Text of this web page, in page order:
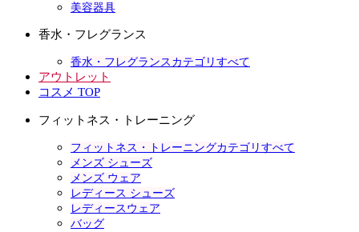
美容器具
香水・フレグランス
香水・フレグランスカテゴリすべて
アウトレット
コスメ TOP
フィットネス・トレーニング
フィットネス・トレーニングカテゴリすべて
メンズ シューズ
メンズ ウェア
レディース シューズ
レディースウェア
バッグ